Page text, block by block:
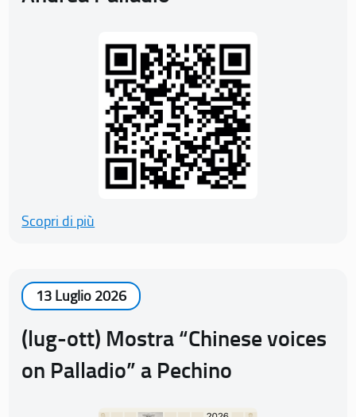
Scopri di più
13 Luglio 2026
(lug-ott) Mostra “Chinese voices
on Palladio” a Pechino